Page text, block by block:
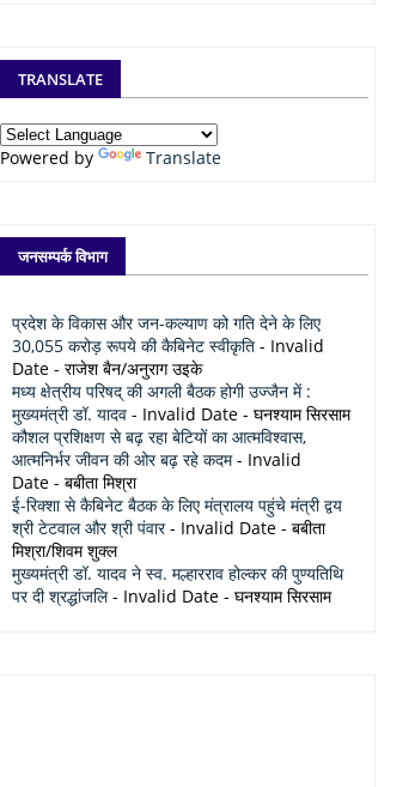
TRANSLATE
Powered by Translate
जनसम्पर्क विभाग
प्रदेश के विकास और जन-कल्याण को गति देने के लिए
30,055 करोड़ रूपये की कैबिनेट स्वीकृति - Invalid
Date - राजेश बैन/अनुराग उइके
मध्य क्षेत्रीय परिषद् की अगली बैठक होगी उज्जैन में :
मुख्यमंत्री डॉ. यादव - Invalid Date - घनश्याम सिरसाम
कौशल प्रशिक्षण से बढ़ रहा बेटियों का आत्मविश्वास,
आत्मनिर्भर जीवन की ओर बढ़ रहे कदम- Invalid
Date - बबीता मिश्रा
ई-रिक्शा से कैबिनेट बैठक के लिए मंत्रालय पहुंचे मंत्री द्वय
श्री टेटवाल और श्री पंवार- Invalid Date - बबीता
मिश्रा/शिवम शुक्ल
मुख्यमंत्री डॉ. यादव ने स्व. मल्हारराव होल्कर की पुण्यतिथि
पर दी श्रद्धांजलि- Invalid Date - घनश्याम सिरसाम